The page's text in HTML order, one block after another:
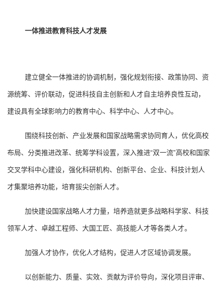
一体推进教育科技人才发展
建立健全一体推进的协调机制，强化规划衔接、政策协同、资
源统筹、评价联动，促进科技自主创新和人才自主培养良性互动，
建设具有全球影响力的教育中心、科学中心、人才中心。
围绕科技创新、产业发展和国家战略需求协同育人，优化高校
布局、分类推进改革、统筹学科设置，深入推进“双一流”高校和国家
交叉学科中心建设，强化科研机构、创新平台、企业、科技计划人
才集聚培养功能，培育拔尖创新人才。
加快建设国家战略人才力量，培养造就更多战略科学家、科技
领军人才、卓越工程师、大国工匠、高技能人才等各类人才。
加强人才协作，优化人才结构，促进人才区域协调发展。
以创新能力、质量、实效、贡献为评价导向，深化项目评审、